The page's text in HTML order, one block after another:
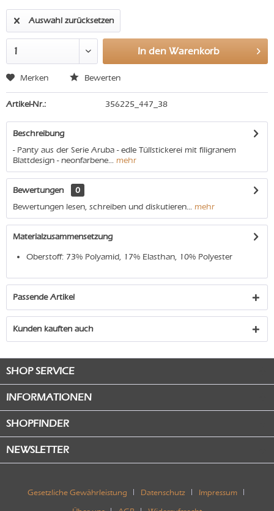
Auswahl zurücksetzen
In den Warenkorb
Merken Bewerten
Artikel-Nr.: 356225_447_38
Beschreibung
- Panty aus der Serie Aruba - edle Tüllstickerei mit filigranem
Blattdesign - neonfarbene... mehr
Bewertungen
0
Bewertungen lesen, schreiben und diskutieren... mehr
Materialzusammensetzung
Oberstoff: 73% Polyamid, 17% Elasthan, 10% Polyester
Passende Artikel
Kunden kauften auch
SHOP SERVICE
INFORMATIONEN
SHOPFINDER
NEWSLETTER
Gesetzliche Gewährleistung Datenschutz Impressum